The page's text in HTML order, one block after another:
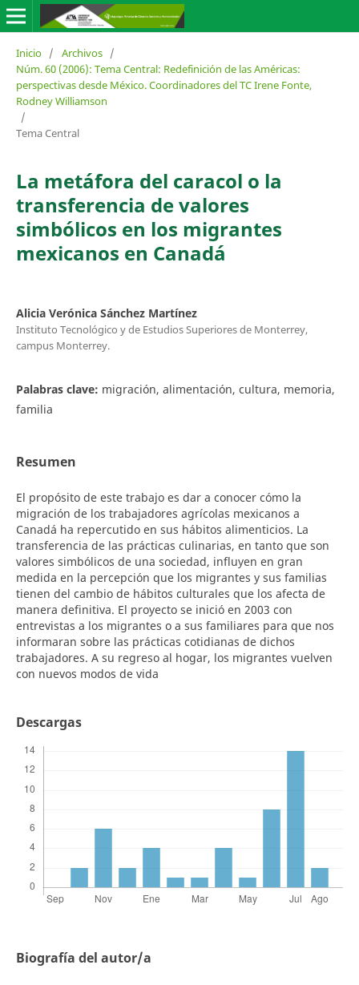
Inicio / Archivos /
Núm. 60 (2006): Tema Central: Redefinición de las Américas:
perspectivas desde México. Coordinadores del TC Irene Fonte,
Rodney Williamson
/
Tema Central
La metáfora del caracol o la
transferencia de valores
simbólicos en los migrantes
mexicanos en Canadá
Alicia Verónica Sánchez Martínez
Instituto Tecnológico y de Estudios Superiores de Monterrey,
campus Monterrey.
Palabras clave: migración, alimentación, cultura, memoria,
familia
Resumen
El propósito de este trabajo es dar a conocer cómo la
migración de los trabajadores agrícolas mexicanos a
Canadá ha repercutido en sus hábitos alimenticios. La
transferencia de las prácticas culinarias, en tanto que son
valores simbólicos de una sociedad, influyen en gran
medida en la percepción que los migrantes y sus familias
tienen del cambio de hábitos culturales que los afecta de
manera definitiva. El proyecto se inició en 2003 con
entrevistas a los migrantes o a sus familiares para que nos
informaran sobre las prácticas cotidianas de dichos
trabajadores. A su regreso al hogar, los migrantes vuelven
con nuevos modos de vida
Descargas
Biografía del autor/a